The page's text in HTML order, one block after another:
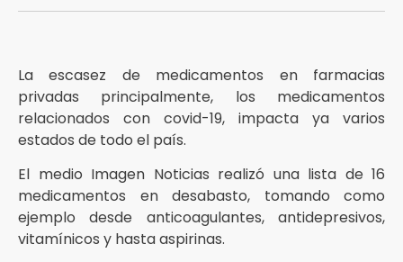
La escasez de medicamentos en farmacias
privadas principalmente, los medicamentos
relacionados con covid-19, impacta ya varios
estados de todo el país.
El medio Imagen Noticias realizó una lista de 16
medicamentos en desabasto, tomando como
ejemplo desde anticoagulantes, antidepresivos,
vitamínicos y hasta aspirinas.